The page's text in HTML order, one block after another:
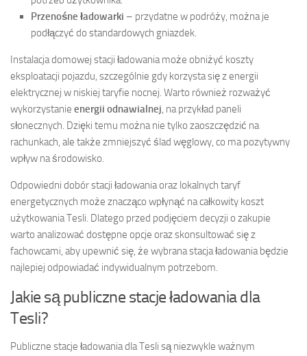
Przenośne ładowarki – przydatne w podróży, można je
podłączyć do standardowych gniazdek.
Instalacja domowej stacji ładowania może obniżyć koszty
eksploatacji pojazdu, szczególnie gdy korzysta się z energii
elektrycznej w niskiej taryfie nocnej. Warto również rozważyć
wykorzystanie energii odnawialnej, na przykład paneli
słonecznych. Dzięki temu można nie tylko zaoszczędzić na
rachunkach, ale także zmniejszyć ślad węglowy, co ma pozytywny
wpływ na środowisko.
Odpowiedni dobór stacji ładowania oraz lokalnych taryf
energetycznych może znacząco wpłynąć na całkowity koszt
użytkowania Tesli. Dlatego przed podjęciem decyzji o zakupie
warto analizować dostępne opcje oraz skonsultować się z
fachowcami, aby upewnić się, że wybrana stacja ładowania będzie
najlepiej odpowiadać indywidualnym potrzebom.
Jakie są publiczne stacje ładowania dla
Tesli?
Publiczne stacje ładowania dla Tesli są niezwykle ważnym